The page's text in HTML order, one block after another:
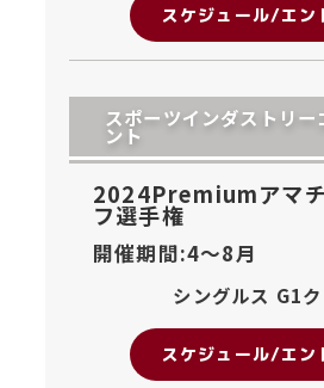
スケジュール/エン
スポーツインダストリー
ント
2024Premiumアマ
フ選手権
開催期間:4〜8月
シングルス G1
スケジュール/エン